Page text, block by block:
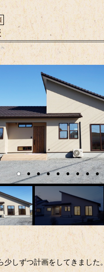
少しずつ計画をしてきました。